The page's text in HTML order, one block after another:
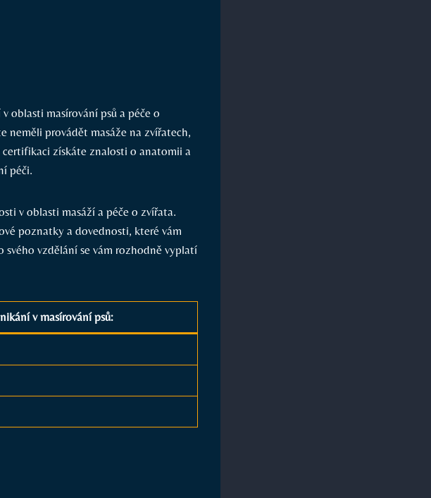
oblasti masírování psů a péče o
neměli provádět masáže na zvířatech,
získáte znalosti o anatomii a
péči.
v oblasti masáží a péče o zvířata.
poznatky a dovednosti, které vám
svého vzdělání se vám rozhodně vyplatí
v masírování psů: